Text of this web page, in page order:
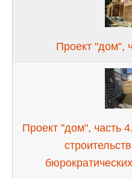
Проект "дом",
Проект "дом", часть